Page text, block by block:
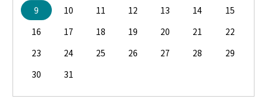
9
10 11 12 13 14
15
16
17 18 19 20 21
22
23
24 25 26 27 28
29
30
31